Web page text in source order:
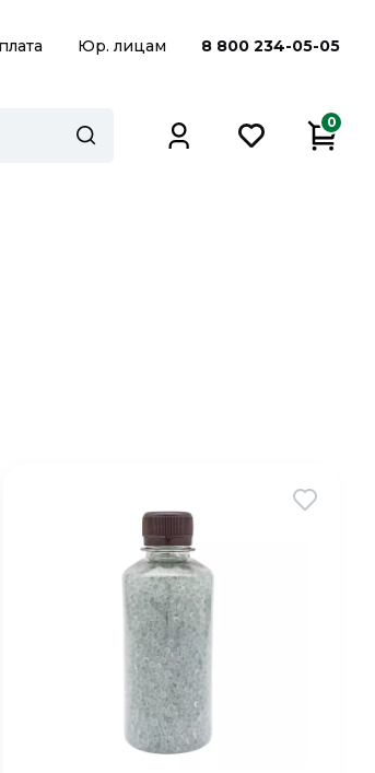
Юр. лицам 8 800 234-05-05
0